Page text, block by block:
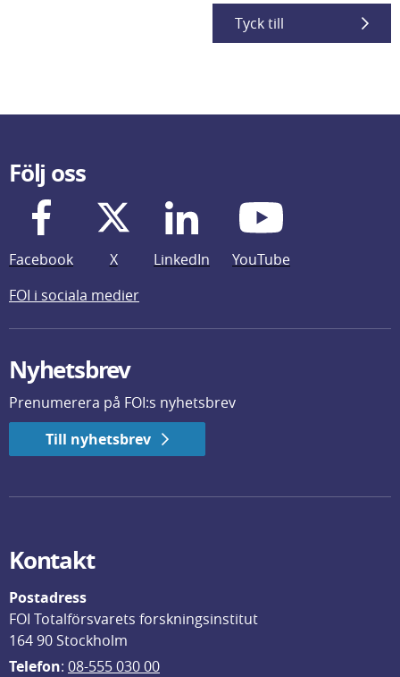
Tyck till
Följ oss
Facebook X LinkedIn
YouTube
FOI i sociala medier
Nyhetsbrev
Prenumerera på FOI:s nyhetsbrev
Till nyhetsbrev
Kontakt
Postadress
FOI Totalförsvarets forskningsinstitut
164 90 Stockholm
Telefon: 08-555 030 00